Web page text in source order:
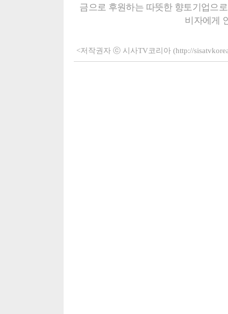
금으로 후원하는 따뜻한 향토기업으
비자에게
<저작권자 ⓒ 시사TV코리아 (http://